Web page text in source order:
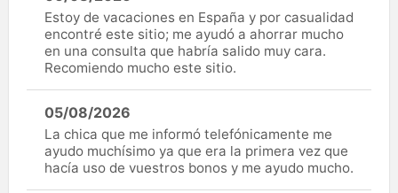
Estoy de vacaciones en España y por casualidad
encontré este sitio; me ayudó a ahorrar mucho
en una consulta que habría salido muy cara.
Recomiendo mucho este sitio.
05/08/2026
La chica que me informó telefónicamente me
ayudo muchísimo ya que era la primera vez que
hacía uso de vuestros bonos y me ayudo mucho.